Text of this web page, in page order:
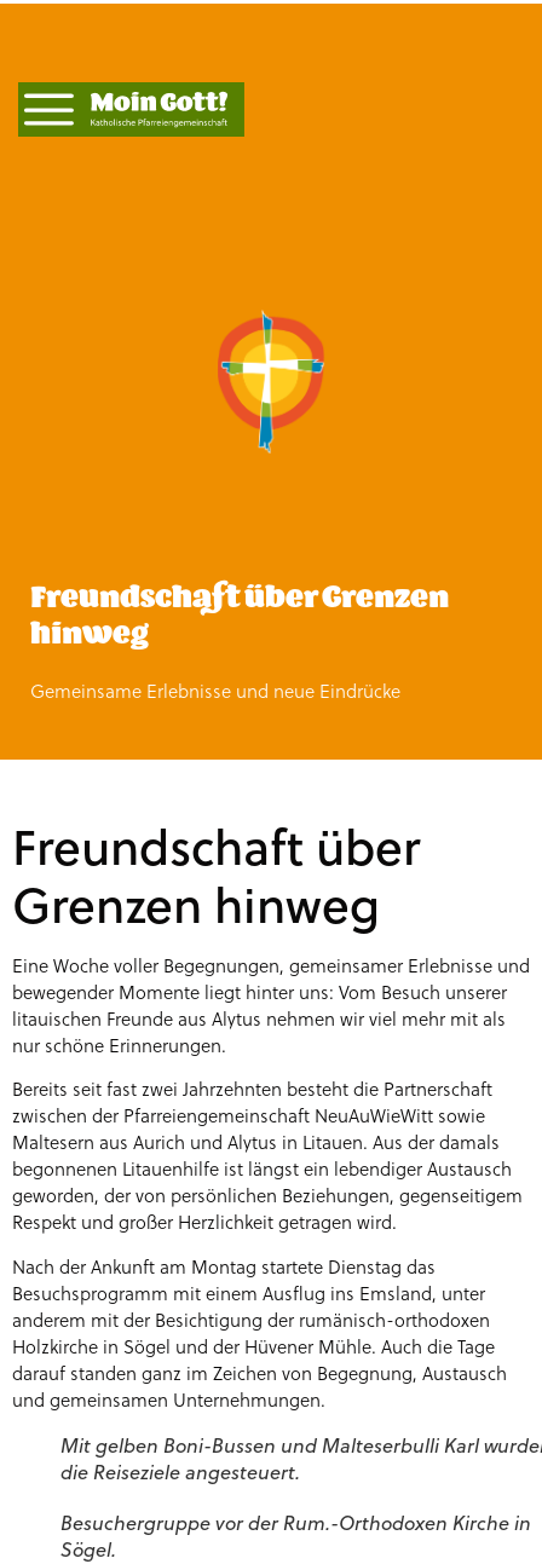
Freundschaft über Grenzen
hinweg
Gemeinsame Erlebnisse und neue Eindrücke
Freundschaft über
Grenzen hinweg
Eine Woche voller Begegnungen, gemeinsamer Erlebnisse und
bewegender Momente liegt hinter uns: Vom Besuch unserer
litauischen Freunde aus Alytus nehmen wir viel mehr mit als
nur schöne Erinnerungen.
Bereits seit fast zwei Jahrzehnten besteht die Partnerschaft
zwischen der Pfarreiengemeinschaft NeuAuWieWitt sowie
Maltesern aus Aurich und Alytus in Litauen. Aus der damals
begonnenen Litauenhilfe ist längst ein lebendiger Austausch
geworden, der von persönlichen Beziehungen, gegenseitigem
Respekt und großer Herzlichkeit getragen wird.
Nach der Ankunft am Montag startete Dienstag das
Besuchsprogramm mit einem Ausflug ins Emsland, unter
anderem mit der Besichtigung der rumänisch-orthodoxen
Holzkirche in Sögel und der Hüvener Mühle. Auch die Tage
darauf standen ganz im Zeichen von Begegnung, Austausch
und gemeinsamen Unternehmungen.
Mit gelben Boni-Bussen und Malteserbulli Karl
die Reiseziele angesteuert.
Besuchergruppe vor der Rum.-Orthodoxen Kirche in
Sögel.